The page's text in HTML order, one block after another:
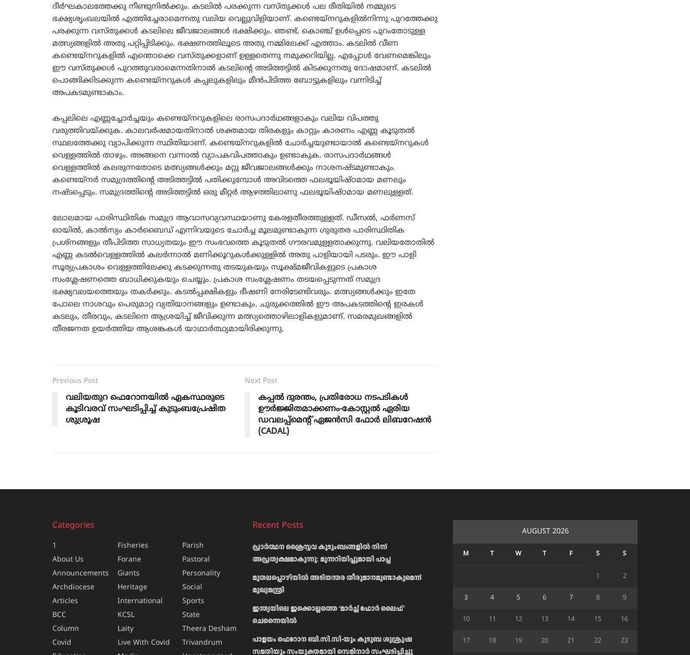
ദീർഘകാലത്തേക്കു നീണ്ടുനിൽക്കും. കടലിൽ പരക്കുന്ന വസ്തുക്കൾ പല രീതിയിൽ നമ്മുടെ
ഭക്ഷ്യശൃംഖലയിൽ എത്തിച്ചേരാമെന്നതു വലിയ വെല്ലുവിളിയാണ്. കണ്ടെയ്നറുകളിൽനിന്നു പുറത്തേക്കു
പരക്കുന്ന വസ്തുക്കൾ കടലിലെ ജീവജാലങ്ങൾ ഭക്ഷിക്കും. ‍ഞണ്ട്, കൊഞ്ച് ഉൾപ്പെടെ പുറംതോടുള്ള
മത്സ്യങ്ങളിൽ അതു പറ്റിപ്പിടിക്കും. ഭക്ഷണത്തിലൂടെ അതു നമ്മിലേക്ക് എത്താം. കടലിൽ വീണ
കണ്ടെയ്നറുകളിൽ എന്തൊക്കെ വസ്തുക്കളാണ് ഉള്ളതെന്നു നമുക്കറിയില്ല. എപ്പോൾ വേണമെങ്കിലും
ഈ വസ്തുക്കൾ പുറത്തുവരാമെന്നതിനാൽ കടലിന്റെ അടിത്തട്ടിൽ കിടക്കുന്നതു ദോഷമാണ്. കടലിൽ
പൊങ്ങിക്കിടക്കുന്ന കണ്ടെയ്നറുകൾ കപ്പലുകളിലും മീൻപിടിത്ത ബോട്ടുകളിലും വന്നിടിച്ച്
അപകടമുണ്ടാകാം.
കപ്പലിലെ എണ്ണച്ചോർച്ചയും കണ്ടെയ്നറുകളിലെ രാസപദാർഥങ്ങളാകും വലിയ വിപത്തു
വരുത്തിവയ്ക്കുക. കാലവർഷമായതിനാൽ ശക്തമായ തിരകളും കാറ്റും കാരണം എണ്ണ കൂടുതൽ
സ്ഥലത്തേക്കു വ്യാപിക്കുന്ന സ്ഥിതിയാണ്. കണ്ടെയ്നറുകളിൽ ചോർച്ചയുണ്ടായാൽ കണ്ടെയ്നറുകൾ
വെള്ളത്തിൽ താഴും. അങ്ങനെ വന്നാൽ വ്യാപകവിപത്താകും ഉണ്ടാകുക. രാസപദാർഥങ്ങൾ
വെള്ളത്തിൽ കലരുന്നതോടെ മത്സ്യങ്ങൾക്കും മറ്റു ജീവജാലങ്ങൾക്കും നാശനഷ്ടമുണ്ടാകും.
കണ്ടെയ്നർ സമുദ്രത്തിന്റെ അടിത്തട്ടിൽ പതിക്കുമ്പോൾ അവിടത്തെ ഫലഭൂയിഷ്ഠമായ മണലും
നഷ്ടപ്പെടും. സമുദ്രത്തിന്റെ അടിത്തട്ടിൽ ഒരു മീറ്റർ ആഴത്തിലാണു ഫലഭൂയിഷ്ഠമായ മണലുള്ളത്.
ലോലമായ പാരിസ്ഥിതിക സമുദ്ര ആവാസവ്യവസ്ഥയാണു കേരളതീരത്തുള്ളത്. ഡീസൽ, ഫർണസ്
ഓയിൽ, കാൽസ്യം കാർബൈഡ് എന്നിവയുടെ ചോർച്ച മൂലമുണ്ടാകുന്ന ഗുരുതര പാരിസ്ഥിതിക
പ്രശ്നങ്ങളും തീപിടിത്ത സാധ്യതയും ഈ സംഭവത്തെ കൂടുതൽ ഗൗരവമുള്ളതാക്കുന്നു. വലിയതോതിൽ
എണ്ണ കടൽവെള്ളത്തിൽ കലർന്നാൽ മണിക്കൂറുകൾക്കുള്ളിൽ അതു പാളിയായി പടരും. ഈ പാളി
സൂര്യപ്രകാശം വെള്ളത്തിലേക്കു കടക്കുന്നതു തടയുകയും സൂക്ഷ്മജീവികളുടെ പ്രകാശ
സംശ്ലേഷണത്തെ ബാധിക്കുകയും ചെയ്യും. പ്രകാശ സംശ്ലേഷണം തടയപ്പെടുന്നത് സമുദ്ര
ഭക്ഷ്യവലയത്തെയും തകർക്കും. കടൽപ്പക്ഷികളും ഭീഷണി നേരിടേണ്ടിവരും. മത്സ്യങ്ങൾക്കും ഇതേ
പോലെ നാശവും പെരുമാറ്റ വ്യതിയാനങ്ങളും ഉണ്ടാകും. ചുരുക്കത്തിൽ ഈ അപകടത്തിന്റെ ഇരകൾ
കടലും, തീരവും, കടലിനെ ആശ്രയിച്ച് ജീവിക്കുന്ന മത്സ്യത്തൊഴിലാളികളുമാണ്‌. സമരമുഖങ്ങളിൽ
തീരജനത ഉയർത്തിയ ആശങ്കകൾ യാഥാർത്ഥ്യമായിരിക്കുന്നു.
Previous Post
വലിയതുറ ഫെറോനയിൽ ഏകസ്ഥരുടെ
കൂടിവരവ് സംഘടിപ്പിച്ച് കുടുംബപ്രേഷിത
ശുശ്രൂഷ
Next Post
കപ്പല്‍ ദുരന്തം, പ്രതിരോധ നടപടികള്‍
ഊര്‍ജ്ജിതമാക്കണം-കോസ്റ്റല്‍ ഏരിയ
ഡവലപ്പ്മെന്റ് ഏജന്‍സി ഫോര്‍ ലിബറേഷന്‍
(CADAL)
Categories
1
About Us
Announcements
Archdiocese
Articles
BCC
Column
Covid
Fisheries
Forane
Giants
Heritage
International
KCSL
Laity
Live With Covid
Parish
Pastoral
Personality
Social
Sports
State
Theera Desham
Trivandrum
Recent Posts
പ്രാര്‍ത്ഥന ക്രൈസ്തവ കുടുംബങ്ങളില്‍ നിന്ന്
അപ്രത്യക്ഷമാകുന്നു: മുന്നറിയിപ്പുമായി പാപ്പ
മുതലപ്പൊഴിയിൽ അടിയന്തര തീരുമാനമുണ്ടാകുമെന്ന്
മുഖ്യമന്ത്രി
ഇന്ത്യയിലെ ഇക്കൊല്ലത്തെ ‘മാർച്ച് ഫോർ ലൈഫ്’
ചെന്നൈയിൽ
പാളയം ഫെറോന ബി.സി.സി-യും കുടുബ ശുശ്രൂഷ
സമതിയും സംയുക്തമായി സെമിനാർ സംഘടിപ്പിച്ചു
AUGUST 2026
M T W T F S S
1 2
3 4 5 6 7 8 9
10 11 12 13 14 15 16
17 18 19 20 21 22 23